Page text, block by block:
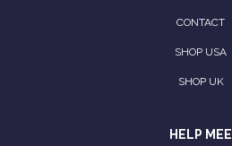
CONTACT
SHOP USA
SHOP UK
HELP MEE